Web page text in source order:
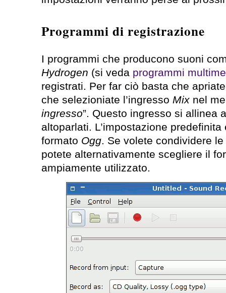
Programmi di registrazione
I programmi che producono suoni
Hydrogen (si veda programmi
registrati. Per far ciò basta che
che selezioniate l’ingresso Mixnel
ingresso”. Questo ingresso si allinea
altoparlati. L’impostazione
formato Ogg. Se volete condividere
potete alternativamente scegliere il
ampiamente utilizzato.